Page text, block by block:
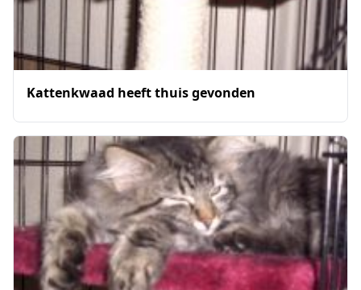
Kattenkwaad heeft thuis gevonden